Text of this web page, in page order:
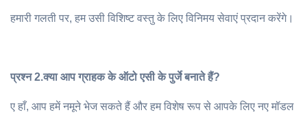
हमारी गलती पर, हम उसी विशिष्ट वस्तु के लिए विनिमय सेवाएं प्रदान करेंगे।
प्रश्न 2.क्या आप ग्राहक के ऑटो एसी के पुर्जे बनाते हैं?
ए हाँ, आप हमें नमूने भेज सकते हैं और हम विशेष रूप से आपके लिए नए मॉडल